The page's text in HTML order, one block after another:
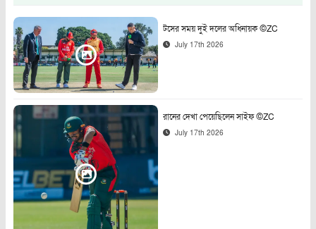
টসের সময় দুই দলের অধিনায়ক ©ZC
July 17th 2026
রানের দেখা পেয়েছিলেন সাইফ ©ZC
July 17th 2026